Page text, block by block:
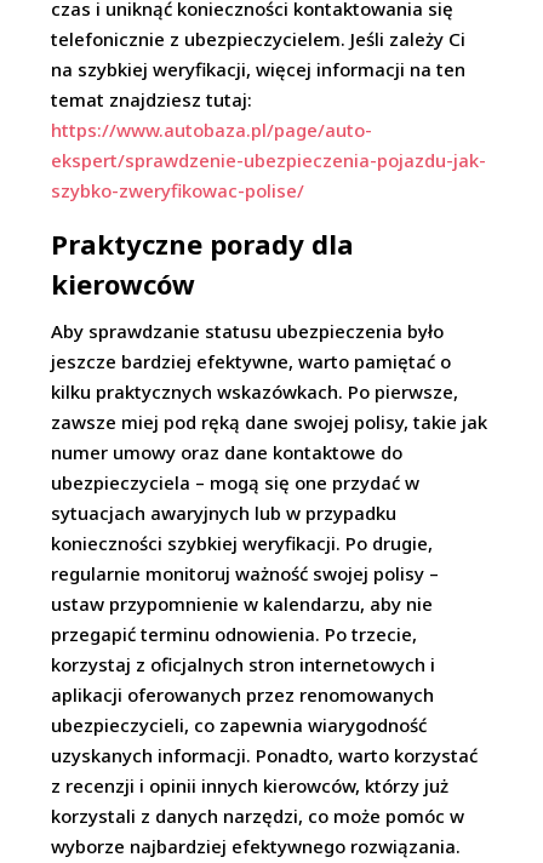
czas i uniknąć konieczności kontaktowania się
telefonicznie z ubezpieczycielem. Jeśli zależy Ci
na szybkiej weryfikacji, więcej informacji na ten
temat znajdziesz tutaj:
https://www.autobaza.pl/page/auto-
ekspert/sprawdzenie-ubezpieczenia-pojazdu-jak-
szybko-zweryfikowac-polise/
Praktyczne porady dla
kierowców
Aby sprawdzanie statusu ubezpieczenia było
jeszcze bardziej efektywne, warto pamiętać o
kilku praktycznych wskazówkach. Po pierwsze,
zawsze miej pod ręką dane swojej polisy, takie jak
numer umowy oraz dane kontaktowe do
ubezpieczyciela – mogą się one przydać w
sytuacjach awaryjnych lub w przypadku
konieczności szybkiej weryfikacji. Po drugie,
regularnie monitoruj ważność swojej polisy –
ustaw przypomnienie w kalendarzu, aby nie
przegapić terminu odnowienia. Po trzecie,
korzystaj z oficjalnych stron internetowych i
aplikacji oferowanych przez renomowanych
ubezpieczycieli, co zapewnia wiarygodność
uzyskanych informacji. Ponadto, warto korzystać
z recenzji i opinii innych kierowców, którzy już
korzystali z danych narzędzi, co może pomóc w
wyborze najbardziej efektywnego rozwiązania.